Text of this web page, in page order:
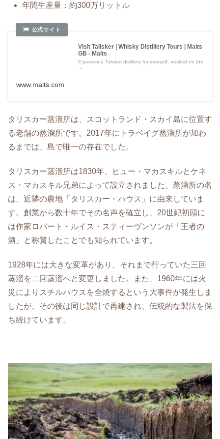
年間生産量：約300万リットル
Visit Talisker | Whisky Distillery Tours | Malts
GB - Malts
Experience Talisker distillery for yourself, nestled on the
...
www.malts.com
タリスカー蒸溜所は、スコットランド・スカイ島に位置す
る老舗の蒸溜所です。2017年にトラベイグ蒸溜所が加わ
るまでは、島で唯一の存在でした。
タリスカー蒸溜所は1830年、ヒュー・マカスキルとケネ
ス・マカスキル兄弟によって設立されました。蒸溜所の名
は、近隣の農地「タリスカー・ハウス」に由来していま
す。創業から数十年でその名声を確立し、20世紀初頭に
は作家ロバート・ルイス・スティーヴンソンが「王者の
酒」と称賛したことでも知られています。
1928年には大きな変革があり、それまで行っていた三回
蒸溜を二回蒸溜へと変更しました。また、1960年には火
災によりスチルハウスを全焼するという大事件が発生しま
したが、その後は同じ設計で再建され、伝統的な製法を保
ち続けています。